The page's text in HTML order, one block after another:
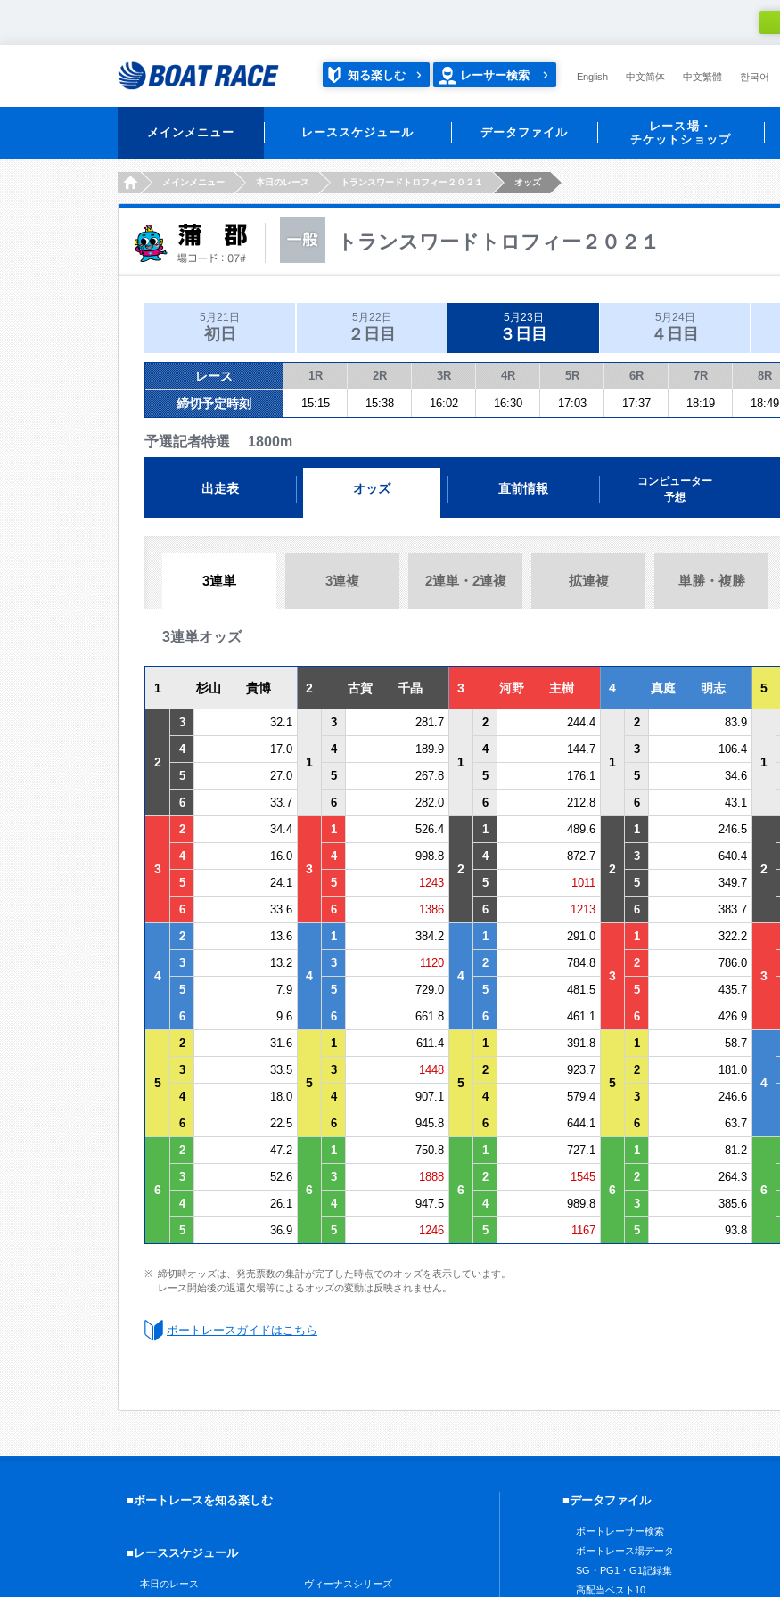
知る楽しむ レーサー検索 English 中文简体 中文繁體 한국어
メインメニュー レーススケジュール データファイル
レース場・
チケットショップ
HOMEメインメニュー 本日のレース トランスワードトロフィー２０２１ オッズ
トランスワードトロフィー２０２１
5月21日
初日
5月22日
２日目
5月23日
３日目
5月24日
４日目
レース 1R 2R 3R 4R 5R 6R 7R 8R
締切予定時刻 15:15 15:38 16:02 16:30 17:03 17:37 18:19 18:49
予選記者特選 1800m
出走表 オッズ 直前情報
コンピューター
予想
3連単 3連複 2連単・2連複 拡連複 単勝・複勝
3連単オッズ
1 杉山 貴博 2 古賀 千晶 3 河野 主樹 4 真庭 明志 5
2
3 32.1
1
3 281.7
1
2 244.4
1
2 83.9
1
4
17.0 4 189.9 4 144.7 3 106.4
5
27.0 5 267.8 5 176.1 5 34.6
6
33.7 6 282.0 6 212.8 6 43.1
3
2 34.4
3
1 526.4
2
1 489.6
2
1 246.5
2
4
16.0 4 998.8 4 872.7 3 640.4
5
24.1 5 1243 5 1011 5 349.7
6
33.6 6 1386 6 1213 6 383.7
4
2 13.6
4
1 384.2
4
1 291.0
3
1 322.2
3
3
13.2 3 1120 2 784.8 2 786.0
5
7.9 5 729.0 5 481.5 5 435.7
6
9.6 6 661.8 6 461.1 6 426.9
5
2 31.6
5
1 611.4
5
1 391.8
5
1 58.7
4
3
33.5 3 1448 2 923.7 2 181.0
4
18.0 4 907.1 4 579.4 3 246.6
6
22.5 6 945.8 6 644.1 6 63.7
6
2 47.2
6
1 750.8
6
1 727.1
6
1 81.2
6
3
52.6 3 1888 2 1545 2 264.3
4
26.1 4 947.5 4 989.8 3 385.6
5
36.9 5 1246 5 1167 5 93.8
締切時オッズは、発売票数の集計が完了した時点でのオッズを表示しています。
レース開始後の返還欠場等によるオッズの変動は反映されません。
ボートレースガイドはこちら
■ボートレースを知る楽しむ
■レーススケジュール
本日のレース ヴィーナスシリーズ
■データファイル
ボートレーサー検索
ボートレース場データ
SG・PG1・G1記録集
高配当ベスト10